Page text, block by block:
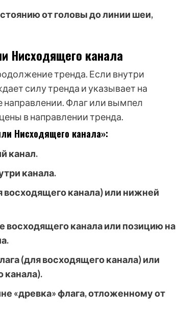
от головы до линии шеи,
Нисходящего канала
тренда. Если внутри
силу тренда и указывает на
Флаг или вымпел
в направлении тренда.
Нисходящего канала»:
канал.
канала.
канала) или нижней
восходящего канала или позицию на
(для восходящего канала) или
канала).
«древка» флага, отложенному от